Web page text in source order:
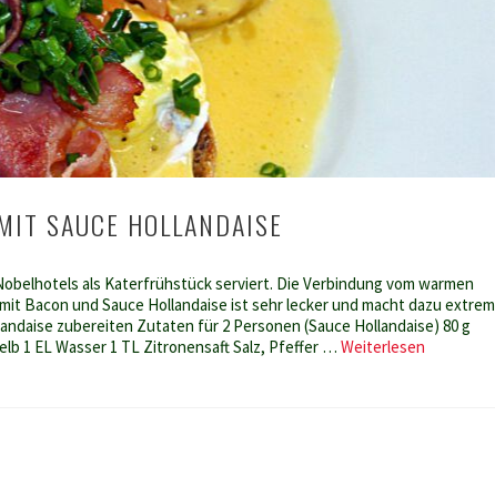
SAUCE HOLLANDAISE
als Katerfrühstück serviert. Die Verbindung vom warmen
Bacon und Sauce Hollandaise ist sehr lecker und macht dazu extrem
zubereiten Zutaten für 2 Personen (Sauce Hollandaise) 80 g
1 EL Wasser 1 TL Zitronensaft Salz, Pfeffer … Weiterlesen